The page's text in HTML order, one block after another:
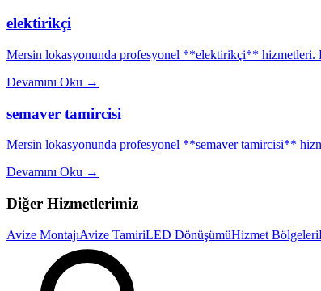
elektirikçi
Mersin lokasyonunda profesyonel **elektirikçi** hizmetleri.
Devamını Oku →
semaver tamircisi
Mersin lokasyonunda profesyonel **semaver tamircisi**
Devamını Oku →
Diğer Hizmetlerimiz
Avize MontajıAvize TamiriLED DönüşümüHizmet Bölgeleri